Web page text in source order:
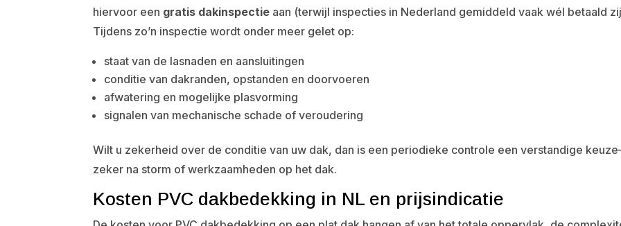
hiervoor een gratis dakinspectie aan (terwijl inspecties in Nederland gemiddeld vaak wél betaald
Tijdens zo’n inspectie wordt onder meer gelet op:
staat van de lasnaden en aansluitingen
conditie van dakranden, opstanden en doorvoeren
afwatering en mogelijke plasvorming
signalen van mechanische schade of veroudering
Wilt u zekerheid over de conditie van uw dak, dan is een periodieke controle een verstandige
zeker na storm of werkzaamheden op het dak.
Kosten PVC dakbedekking in NL en prijsindicatie